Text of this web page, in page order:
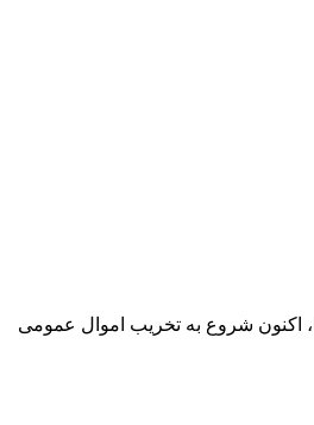
اکنون شروع به تخریب اموال عمومی